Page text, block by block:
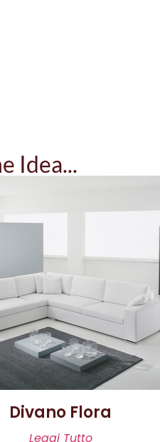
Idea...
Divano Flora
Leggi Tutto